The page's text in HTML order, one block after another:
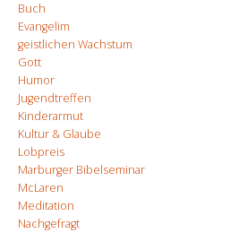
Buch
Evangelim
geistlichen Wachstum
Gott
Humor
Jugendtreffen
Kinderarmut
Kultur & Glaube
Lobpreis
Marburger Bibelseminar
McLaren
Meditation
Nachgefragt